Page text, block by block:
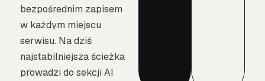
bezpośrednim zapisem
w każdym miejscu
serwisu. Na dziś
najstabilniejsza ścieżka
prowadzi do sekcji AI